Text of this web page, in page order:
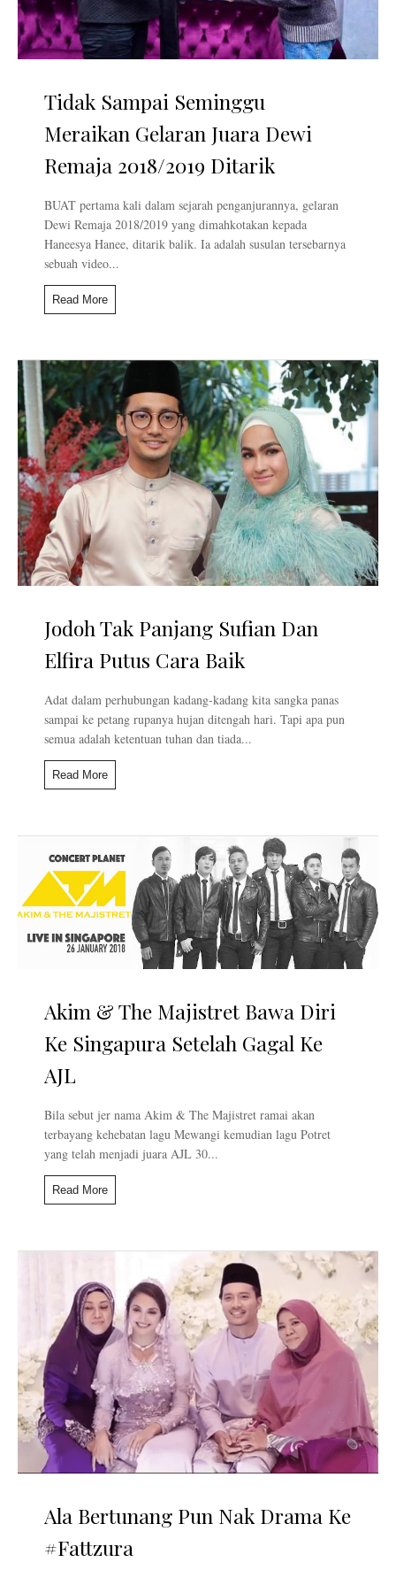
Tidak Sampai Seminggu
Meraikan Gelaran Juara Dewi
Remaja 2018/2019 Ditarik
BUAT pertama kali dalam sejarah penganjurannya, gelaran
Dewi Remaja 2018/2019 yang dimahkotakan kepada
Haneesya Hanee, ditarik balik. Ia adalah susulan tersebarnya
sebuah video...
Read More
Jodoh Tak Panjang Sufian Dan
Elfira Putus Cara Baik
Adat dalam perhubungan kadang-kadang kita sangka panas
sampai ke petang rupanya hujan ditengah hari. Tapi apa pun
semua adalah ketentuan tuhan dan tiada...
Read More
Akim & The Majistret Bawa Diri
Ke Singapura Setelah Gagal Ke
AJL
Bila sebut jer nama Akim & The Majistret ramai akan
terbayang kehebatan lagu Mewangi kemudian lagu Potret
yang telah menjadi juara AJL 30...
Read More
Ala Bertunang Pun Nak Drama Ke
#Fattzura